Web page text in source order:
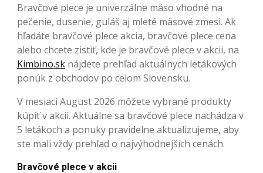
Bravčové plece je univerzálne mäso vhodné na
pečenie, dusenie, guláš aj mleté mäsové zmesi. Ak
hľadáte bravčové plece akcia, bravčové plece cena
alebo chcete zistiť, kde je bravčové plece v akcii, na
Kimbino.sk nájdete prehľad aktuálnych letákových
ponúk z obchodov po celom Slovensku.
V mesiaci August 2026 môžete vybrané produkty
kúpiť v akcii. Aktuálne sa bravčové plece nachádza v
5 letákoch a ponuky pravidelne aktualizujeme, aby
ste mali vždy prehľad o najvýhodnejších cenách.
Bravčové plece v akcii